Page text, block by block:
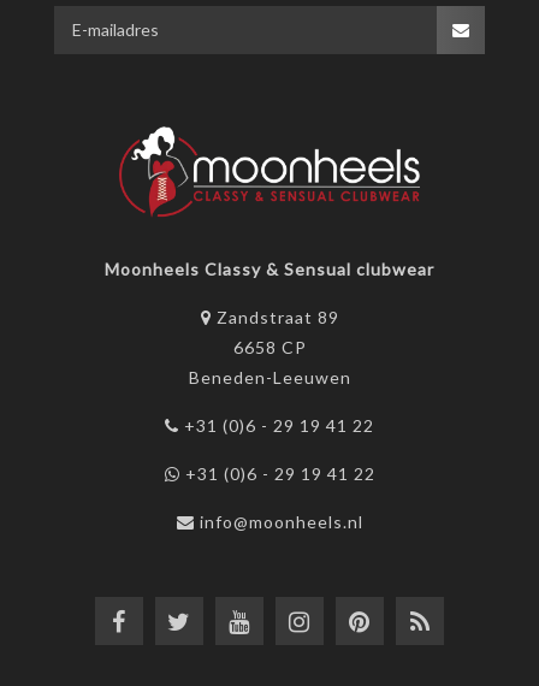
Moonheels Classy & Sensual clubwear
Zandstraat 89
6658 CP
Beneden-Leeuwen
+31 (0)6 - 29 19 41 22
+31 (0)6 - 29 19 41 22
info@moonheels.nl